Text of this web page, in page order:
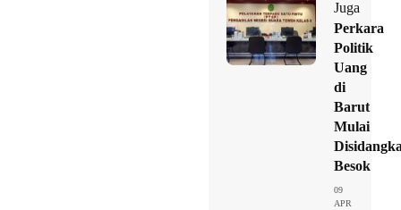
Juga
Perkara
Politik
Uang
di
Barut
Mulai
Besok
09
APR